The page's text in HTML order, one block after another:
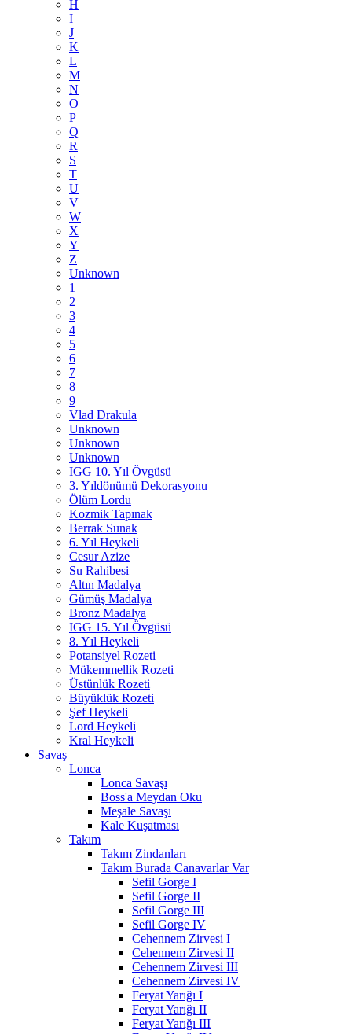
H
I
J
K
L
M
N
O
P
Q
R
S
T
U
V
W
X
Y
Z
Unknown
1
2
3
4
5
6
7
8
9
Vlad Drakula
Unknown
Unknown
Unknown
IGG 10. Yıl Övgüsü
3. Yıldönümü Dekorasyonu
Ölüm Lordu
Kozmik Tapınak
Berrak Sunak
6. Yıl Heykeli
Cesur Azize
Su Rahibesi
Altın Madalya
Gümüş Madalya
Bronz Madalya
IGG 15. Yıl Övgüsü
8. Yıl Heykeli
Potansiyel Rozeti
Mükemmellik Rozeti
Üstünlük Rozeti
Büyüklük Rozeti
Şef Heykeli
Lord Heykeli
Kral Heykeli
Savaş
Lonca
Lonca Savaşı
Boss'a Meydan Oku
Meşale Savaşı
Kale Kuşatması
Takım
Takım Zindanları
Takım Burada Canavarlar Var
Sefil Gorge I
Sefil Gorge II
Sefil Gorge III
Sefil Gorge IV
Cehennem Zirvesi I
Cehennem Zirvesi II
Cehennem Zirvesi III
Cehennem Zirvesi IV
Feryat Yarığı I
Feryat Yarığı II
Feryat Yarığı III